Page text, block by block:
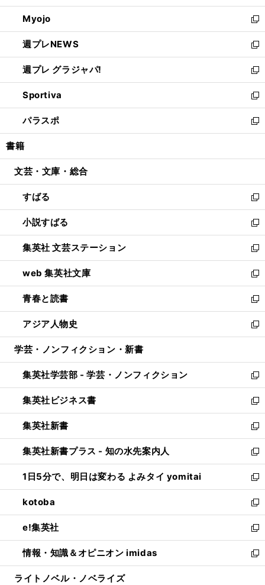
開
く
ウ
で
開
く
ン
ド
ウ
で
開
く
ウ
ィ
ン
ド
ウ
で
開
く
Myojo
新
し
い
ウ
ィ
ン
ド
ウ
で
開
週プレNEWS
新
し
い
ウ
ィ
ン
ド
ウ
開
週プレ グラジャパ!
新
し
い
ウ
ィ
ン
ウ
開
く
Sportiva
新
し
い
ウ
ン
ウ
で
開
く
パラスポ
新
し
ウ
ン
ド
ウ
で
開
く
書籍
文芸・文庫・総合
すばる
新
し
い
ウ
ィ
ン
ド
ウ
で
開
く
小説すばる
新
し
い
ウ
ィ
ン
ド
ウ
で
開
集英社 文芸ステーション
新
し
い
ウ
ィ
ン
ド
ウ
開
く
web 集英社文庫
新
し
い
ウ
ィ
ン
ウ
で
開
く
青春と読書
新
し
い
ウ
ン
ド
ウ
で
開
く
アジア人物史
新
し
ウ
ィ
ン
ド
ウ
で
開
く
学芸・ノンフィクション・新書
集英社学芸部 - 学芸・ノンフィクション
新
し
い
ウ
ィ
ン
ド
ウ
で
開
く
集英社ビジネス書
新
し
い
ウ
ィ
ン
ド
ウ
で
開
く
集英社新書
新
し
い
ウ
ィ
ン
ド
ウ
で
開
く
集英社新書プラス - 知の水先案内人
新
し
い
ウ
ィ
ン
ド
ウ
で
開
1日5分で、明日は変わる よみタイ yomitai
新
し
い
ウ
ィ
ン
ド
ウ
kotoba
新
し
い
ウ
ィ
ン
e!集英社
新
し
い
ウ
情報・知識＆オピニオン imidas
新
し
ライトノベル・ノベライズ